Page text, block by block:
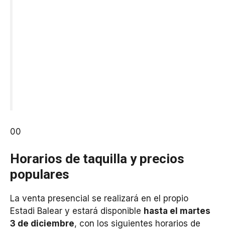
00
Horarios de taquilla y precios
populares
La venta presencial se realizará en el propio
Estadi Balear y estará disponible hasta el martes
3 de diciembre, con los siguientes horarios de